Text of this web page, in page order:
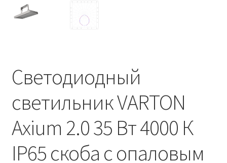
Отправить заявку
Сертификаты
Таблица выбора вводного щитка
Светодиодный
светильник VARTON
Axium 2.0 35 Вт 4000 К
IP65 скоба с опаловым